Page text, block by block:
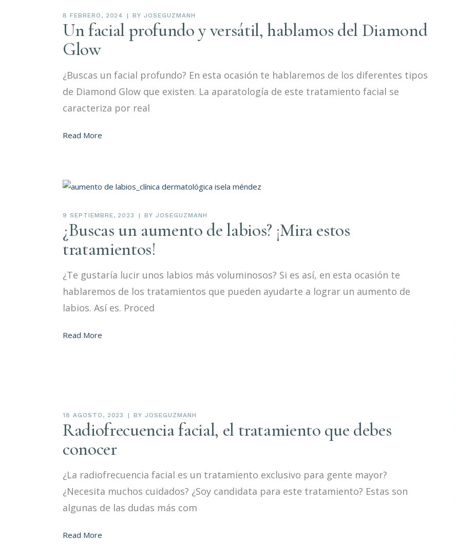
8 FEBRERO, 2024 BY JOSEGUZMANH
Un facial profundo y versátil, hablamos del Diamond
Glow
¿Buscas un facial profundo? En esta ocasión te hablaremos de los diferentes tipos
de Diamond Glow que existen. La aparatología de este tratamiento facial se
caracteriza por real
Read More
9 SEPTIEMBRE, 2023 BY JOSEGUZMANH
¿Buscas un aumento de labios? ¡Mira estos
tratamientos!
¿Te gustaría lucir unos labios más voluminosos? Si es así, en esta ocasión te
hablaremos de los tratamientos que pueden ayudarte a lograr un aumento de
labios. Así es. Proced
Read More
18 AGOSTO, 2023 BY JOSEGUZMANH
Radiofrecuencia facial, el tratamiento que debes
conocer
¿La radiofrecuencia facial es un tratamiento exclusivo para gente mayor?
¿Necesita muchos cuidados? ¿Soy candidata para este tratamiento? Estas son
algunas de las dudas más com
Read More